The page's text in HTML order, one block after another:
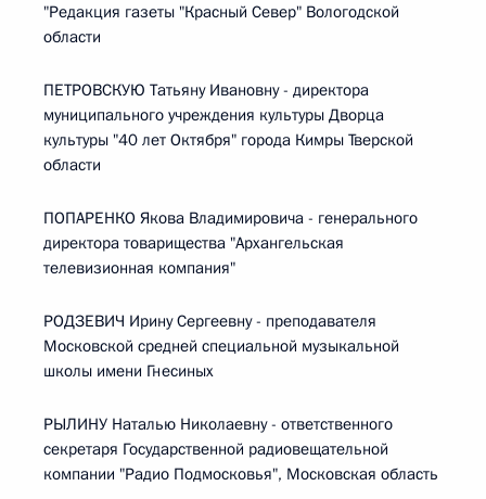
"Редакция газеты "Красный Север" Вологодской
области
ПЕТРОВСКУЮ Татьяну Ивановну - директора
муниципального учреждения культуры Дворца
культуры "40 лет Октября" города Кимры Тверской
области
ПОПАРЕНКО Якова Владимировича - генерального
директора товарищества "Архангельская
телевизионная компания"
РОДЗЕВИЧ Ирину Сергеевну - преподавателя
Московской средней специальной музыкальной
школы имени Гнесиных
РЫЛИНУ Наталью Николаевну - ответственного
секретаря Государственной радиовещательной
компании "Радио Подмосковья", Московская область